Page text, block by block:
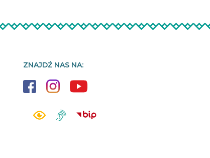
ZNAJDŹ NAS NA: